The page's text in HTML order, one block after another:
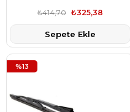
₺325,38
₺414,70
Sepete Ekle
%13